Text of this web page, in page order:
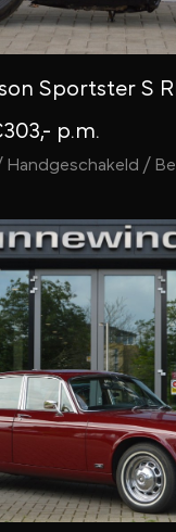
Sportster S
p.m.
Handgeschakeld /